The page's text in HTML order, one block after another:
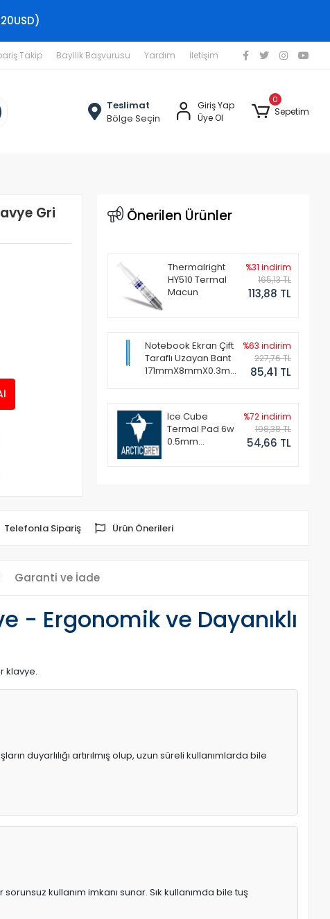
Takip Bayilik Başvurusu Yardım İletişim
Teslimat
Bölge Seçin
Giriş Yap
Üye Ol
0
Sepetim
Gri
Önerilen Ürünler
Thermalright
HY510 Termal
Macun
%31 indirim
165,13 TL
113,88 TL
Notebook Ekran Çift
Taraflı Uzayan Bant
171mmX8mmX0.3mm
%63 indirim
227,76 TL
85,41 TL
Ice Cube
Termal Pad 6w
0.5mm
%72 indirim
198,38 TL
54,66 TL
Telefonla Sipariş Ürün Önerileri
Garanti ve İade
- Ergonomik ve Dayanıklı
klavye.
duyarlılığı artırılmış olup, uzun süreli kullanımlarda bile
kullanım imkanı sunar. Sık kullanımda bile tuş